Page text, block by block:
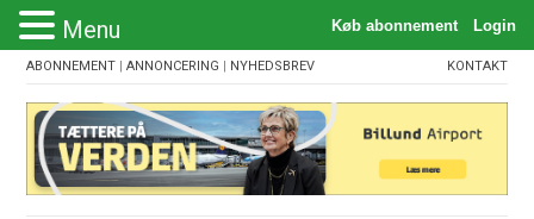
ABONNEMENT |ANNONCERING | NYHEDSBREV KONTAKT
Menu